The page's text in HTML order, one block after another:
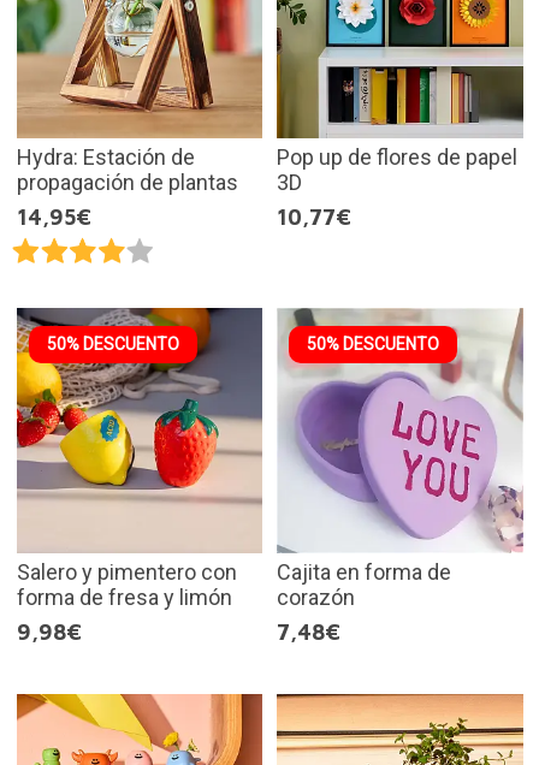
Hydra: Estación de
propagación de plantas
14,95€
Pop up de flores de papel
3D
10,77€
50% DESCUENTO
Salero y pimentero con
forma de fresa y limón
9,98€
50% DESCUENTO
Cajita en forma de
corazón
7,48€